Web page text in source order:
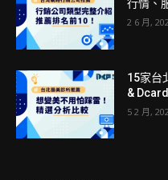
行情、
2 6 月,
15家台
&
5 2 月,